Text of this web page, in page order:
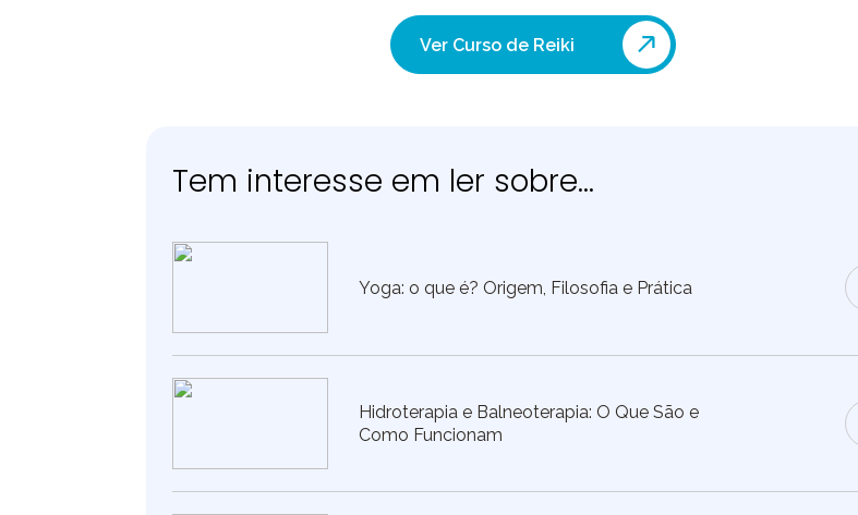
Ver Curso de Reiki
Tem interesse em ler sobre...
Yoga: o que é? Origem, Filosofia e Prática
Hidroterapia e Balneoterapia: O Que São e
Como Funcionam